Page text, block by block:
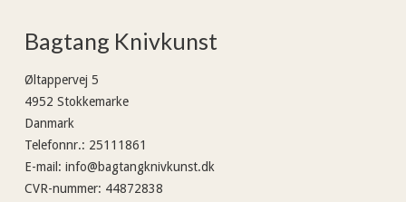
Bagtang Knivkunst
Øltappervej 5
4952 Stokkemarke
Danmark
Telefonnr.: 25111861
E-mail : info@bagtangknivkunst.dk
CVR-nummer: 44872838